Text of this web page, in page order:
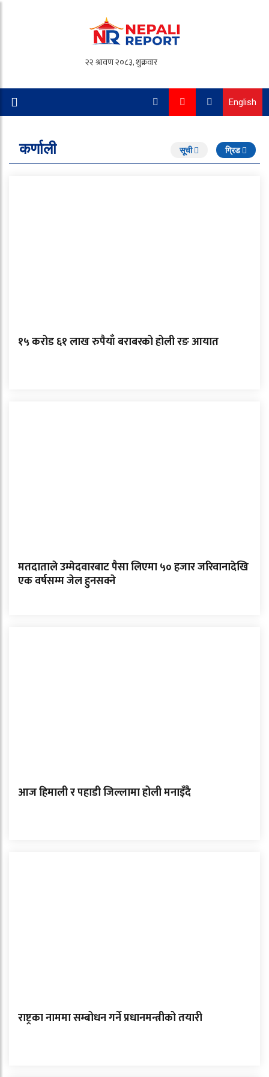
English
कर्णाली सूची ग्रिड
१५ करोड ६१ लाख रुपैयाँ बराबरको होली रङ आयात
मतदाताले उम्मेदवारबाट पैसा लिएमा ५० हजार जरिवानादेखि
एक वर्षसम्म जेल हुनसक्ने
आज हिमाली र पहाडी जिल्लामा होली मनाइँदै
राष्ट्रका नाममा सम्बोधन गर्ने प्रधानमन्त्रीको तयारी